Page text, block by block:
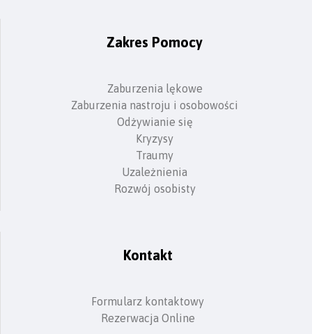
Zakres Pomocy
Zaburzenia lękowe
Zaburzenia nastroju i osobowości
Odżywianie się
Kryzysy
Traumy
Uzależnienia
Rozwój osobisty
Kontakt
Formularz kontaktowy
Rezerwacja Online